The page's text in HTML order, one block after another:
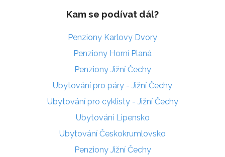
Kam se podívat dál?
Penziony Karlovy Dvory
Penziony Horní Planá
Penziony Jižní Čechy
Ubytování pro páry - Jižní Čechy
Ubytování pro cyklisty - Jižní Čechy
Ubytování Lipensko
Ubytování Českokrumlovsko
Penziony Jižní Čechy